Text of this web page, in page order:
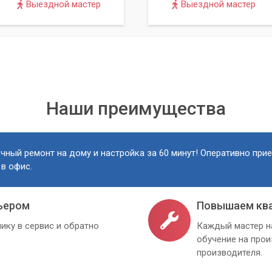
если сетевая карта интегрирована). Устанавливать драйвера
(в Windows 10/11: Пуск -> Параметры -> Сеть и Интернет).
включен (нет серой иконки).
IP (IPv4). Убедитесь, что выбрана опция
Выездной мастер
Выездной мастер
Наши преимущества
ремонт на дому и настройка за 60 минут! Оперативно
офис.
в сервис и обратно
Повышаем
Каждый мастер
обучение на
производителя.